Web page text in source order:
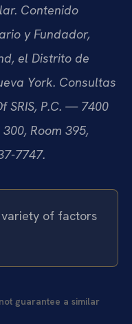
Contenido
y Fundador,
el Distrito de
York. Consultas
SRIS, P.C. — 7400
Room 395,
7747.
of factors
guarantee a similar